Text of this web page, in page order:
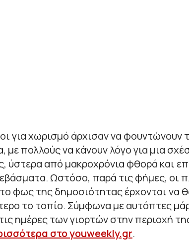
για χωρισμό άρχισαν να φουντώνουν
με πολλούς να κάνουν λόγο για μια
ύστερα από μακροχρόνια φθορά και
Ωστόσο, παρά τις φήμες, οι
φως της δημοσιότητας έρχονται να
το τοπίο. Σύμφωνα με αυτόπτες
ημέρες των γιορτών στην περιοχή
στο youweekly.gr.